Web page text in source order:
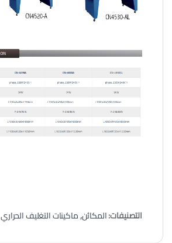
التصنيفات:المكائن,ماكينات التغليف الحراري